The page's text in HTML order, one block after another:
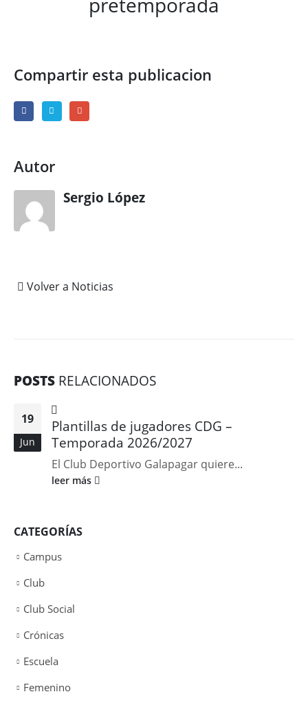
Compartir esta publicacion
Autor
Sergio López
Volver a Noticias
POSTS RELACIONADOS
19
Jun
Plantillas de jugadores CDG –
Temporada 2026/2027
El Club Deportivo Galapagar quiere...
leer más
CATEGORÍAS
Campus
Club
Club Social
Crónicas
Escuela
Femenino